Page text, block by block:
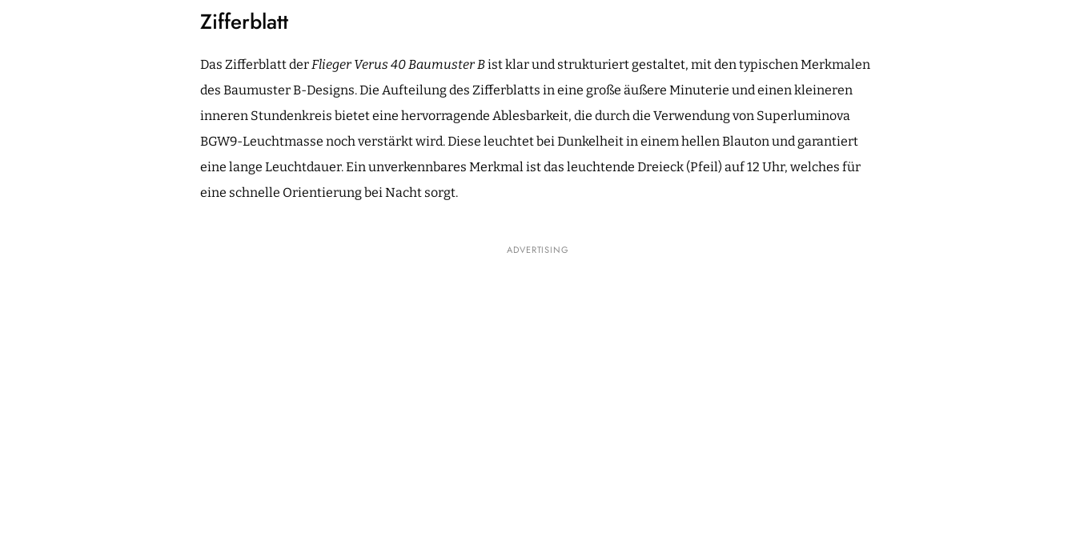
Zifferblatt
Das Zifferblatt derFlieger Verus 40 Baumuster Bist klar und strukturiert gestaltet, mit den typischen Merkmalen
des Baumuster B-Designs. Die Aufteilung des Zifferblatts in eine große äußere Minuterie und einen kleineren
inneren Stundenkreis bietet eine hervorragende Ablesbarkeit, die durch die Verwendung von Superluminova
BGW9-Leuchtmasse noch verstärkt wird. Diese leuchtet bei Dunkelheit in einem hellen Blauton und garantiert
eine lange Leuchtdauer. Ein unverkennbares Merkmal ist das leuchtende Dreieck (Pfeil) auf 12 Uhr, welches für
eine schnelle Orientierung bei Nacht sorgt.
ADVERTISING